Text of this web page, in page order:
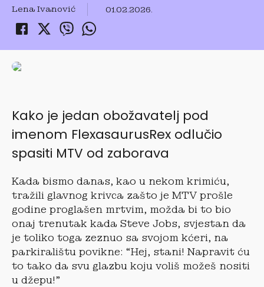
Lena Ivanović 01.02.2026.
Kako je jedan obožavatelj pod
imenom FlexasaurusRex odlučio
spasiti MTV od zaborava
Kada bismo danas, kao u nekom krimiću,
tražili glavnog krivca zašto je MTV prošle
godine proglašen mrtvim, možda bi to bio
onaj trenutak kada Steve Jobs, svjestan da
je toliko toga zeznuo sa svojom kćeri, na
parkiralištu povikne: “Hej, stani! Napravit ću
to tako da svu glazbu koju voliš možeš nositi
u džepu!”